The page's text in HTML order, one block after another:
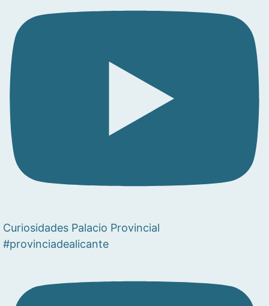
Curiosidades Palacio Provincial
#provinciadealicante